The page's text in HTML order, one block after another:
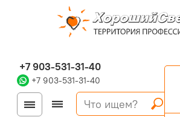
+7 903-531-31-40
+7 903-531-31-40